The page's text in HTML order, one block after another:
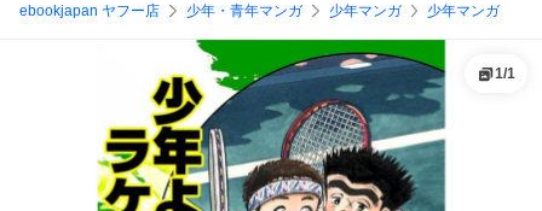
ebookjapan ヤフー店 少年・青年マンガ 少年マンガ 少年マンガ
1/1